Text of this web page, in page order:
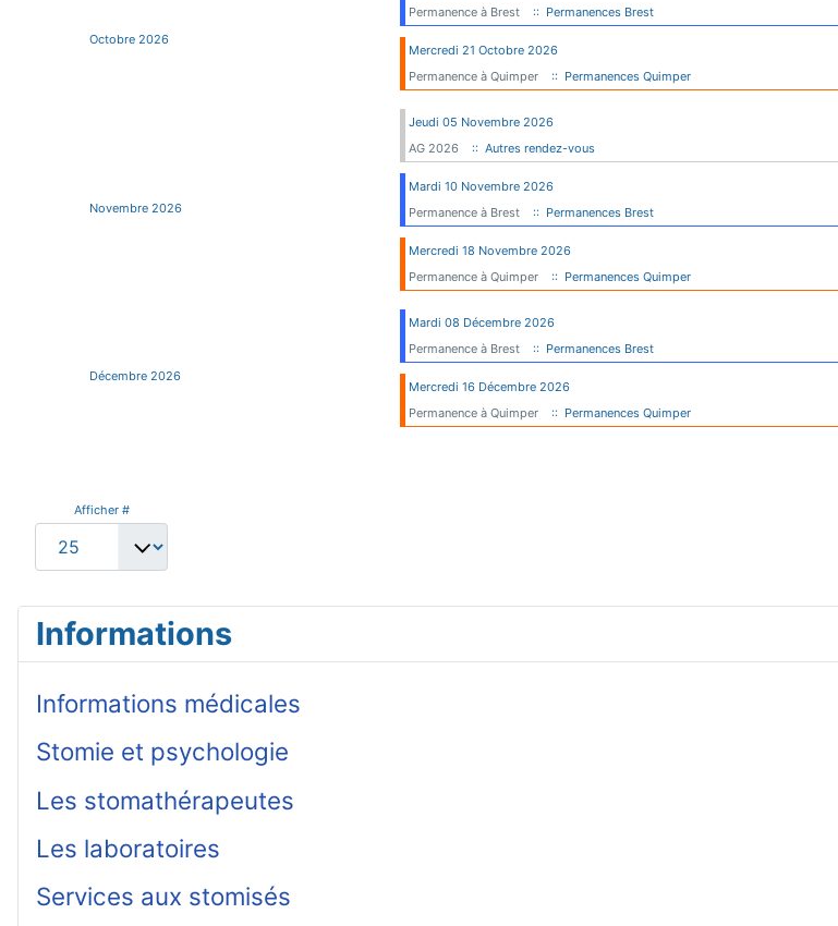
Informations
Informations médicales
Stomie et psychologie
Les stomathérapeutes
Les laboratoires
Services aux stomisés
Octobre 2026
Permanence à Brest
:: Permanences Brest
Mercredi 21 Octobre 2026
Permanence à Quimper
:: Permanences Quimper
Novembre 2026
Jeudi 05 Novembre 2026
AG 2026
:: Autres rendez-vous
Mardi 10 Novembre 2026
Permanence à Brest
:: Permanences Brest
Mercredi 18 Novembre 2026
Permanence à Quimper
:: Permanences Quimper
Décembre 2026
Mardi 08 Décembre 2026
Permanence à Brest
:: Permanences Brest
Mercredi 16 Décembre 2026
Permanence à Quimper
:: Permanences Quimper
Afficher #